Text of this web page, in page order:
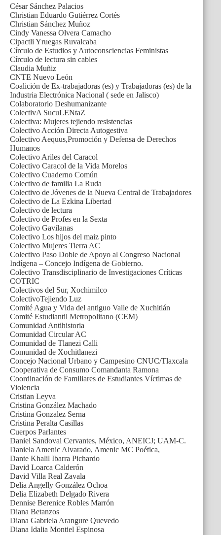
César Sánchez Palacios
Christian Eduardo Gutiérrez Cortés
Christian Sánchez Muñoz
Cindy Vanessa Olvera Camacho
Cipactli Yruegas Ruvalcaba
Círculo de Estudios y Autoconsciencias Feministas
Círculo de lectura sin cables
Claudia Muñiz
CNTE Nuevo León
Coalición de Ex-trabajadoras (es) y Trabajadoras (es) de la
Industria Electrónica Nacional ( sede en Jalisco)
Colaboratorio Deshumanizante
ColectivA SucuLENtaZ
Colectiva: Mujeres tejiendo resistencias
Colectivo Acción Directa Autogestiva
Colectivo Aequus,Promoción y Defensa de Derechos
Humanos
Colectivo Ariles del Caracol
Colectivo Caracol de la Vida Morelos
Colectivo Cuaderno Común
Colectivo de familia La Ruda
Colectivo de Jóvenes de la Nueva Central de Trabajadores
Colectivo de La Ezkina Libertad
Colectivo de lectura
Colectivo de Profes en la Sexta
Colectivo Gavilanas
Colectivo Los hijos del maiz pinto
Colectivo Mujeres Tierra AC
Colectivo Paso Doble de Apoyo al Congreso Nacional
Indígena – Concejo Indígena de Gobierno.
Colectivo Transdisciplinario de Investigaciones Críticas
COTRIC
Colectivos del Sur, Xochimilco
ColectivoTejiendo Luz
Comité Agua y Vida del antiguo Valle de Xuchitlán
Comité Estudiantil Metropolitano (CEM)
Comunidad Antihistoria
Comunidad Circular AC
Comunidad de Tlanezi Calli
Comunidad de Xochitlanezi
Concejo Nacional Urbano y Campesino CNUC/Tlaxcala
Cooperativa de Consumo Comandanta Ramona
Coordinación de Familiares de Estudiantes Víctimas de
Violencia
Cristian Leyva
Cristina González Machado
Cristina Gonzalez Serna
Cristina Peralta Casillas
Cuerpos Parlantes
Daniel Sandoval Cervantes, México, ANEICJ; UAM-C.
Daniela Amenic Alvarado, Amenic MC Poética,
Dante Khalil Ibarra Pichardo
David Loarca Calderón
David Villa Real Zavala
Delia Angelly González Ochoa
Delia Elizabeth Delgado Rivera
Dennise Berenice Robles Marrón
Diana Betanzos
Diana Gabriela Arangure Quevedo
Diana Idalia Montiel Espinosa